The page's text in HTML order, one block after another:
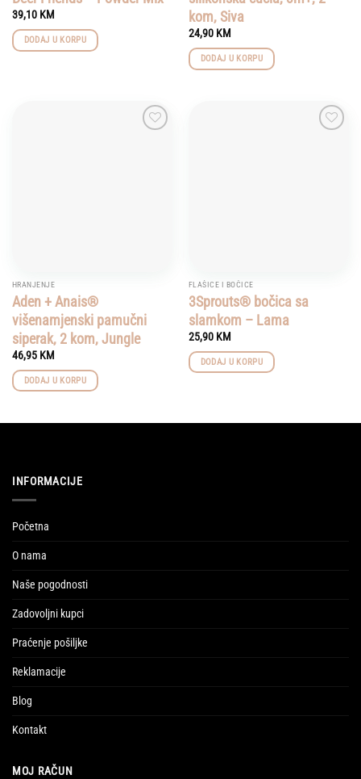
39,10 KM
DODAJ U KORPU
kom, Siva
24,90 KM
DODAJ U KORPU
HRANJENJE
Aden + Anais®
višenamjenski pamučni
siperak, 2 kom, Jungle
46,95 KM
DODAJ U KORPU
FLAŠICE I BOČICE
3Sprouts® bočica sa
slamkom – Lama
25,90 KM
DODAJ U KORPU
INFORMACIJE
Početna
O nama
Naše pogodnosti
Zadovoljni kupci
Praćenje pošiljke
Reklamacije
Blog
Kontakt
MOJ RAČUN